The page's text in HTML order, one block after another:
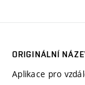
ORIGINÁLNÍ
Aplikace pro